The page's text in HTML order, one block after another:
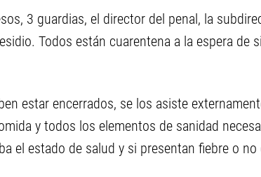
3 guardias, el director del penal, la
Todos están cuarentena a la espera de
estar encerrados, se los asiste
y todos los elementos de sanidad
el estado de salud y si presentan fiebre o